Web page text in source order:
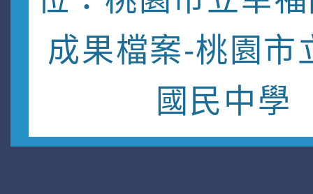
成果檔案-桃園市
國民中學